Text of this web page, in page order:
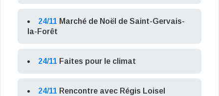
24/11 Marché de Noël de Saint-Gervais-
la-Forêt
24/11 Faites pour le climat
24/11 Rencontre avec Régis Loisel